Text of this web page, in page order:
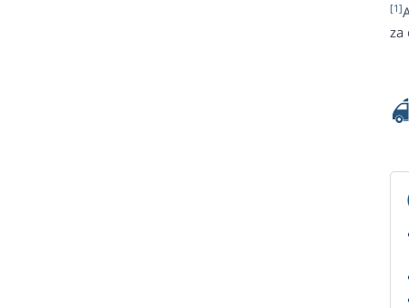
[1]
za